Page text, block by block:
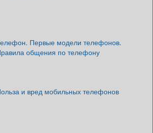
Первые модели телефонов.
общения по телефону
и вред мобильных телефонов